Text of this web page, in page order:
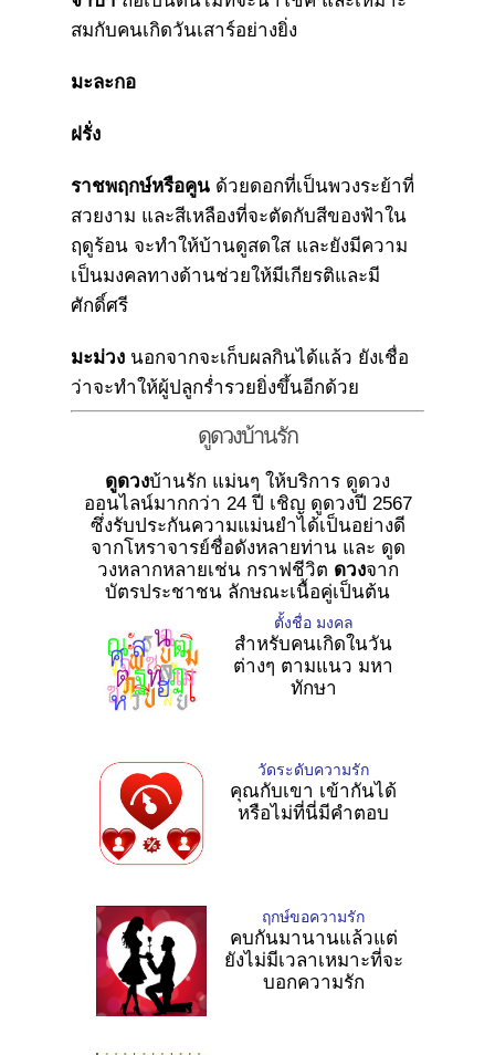
สมกับคนเกิดวันเสาร์อย่างยิ่ง
มะละกอ
ฝรั่ง
ราชพฤกษ์หรือคูน ด้วยดอกที่เป็นพวงระย้าที่
สวยงาม และสีเหลืองที่จะตัดกับสีของฟ้าใน
ฤดูร้อน จะทำให้บ้านดูสดใส และยังมีความ
เป็นมงคลทางด้านช่วยให้มีเกียรติและมี
ศักดิ์ศรี
มะม่วง นอกจากจะเก็บผลกินได้แล้ว ยังเชื่อ
ว่าจะทำให้ผู้ปลูกร่ำรวยยิ่งขึ้นอีกด้วย
ดูดวงบ้านรัก
ดูดวงบ้านรัก แม่นๆ ให้บริการ ดูดวง
ออนไลน์มากกว่า 24 ปี เชิญ ดูดวงปี 2567
ซึ่งรับประกันความแม่นยำได้เป็นอย่างดี
จากโหราจารย์ชื่อดังหลายท่าน และ ดูด
วงหลากหลายเช่น กราฟชีวิต ดวงจาก
บัตรประชาชน ลักษณะเนื้อคู่เป็นต้น
ตั้งชื่อ มงคล
สำหรับคนเกิดในวัน
ต่างๆ ตามแนว มหา
ทักษา
วัดระดับความรัก
คุณกับเขา เข้ากันได้
หรือไม่ที่นี่มีคำตอบ
ฤกษ์ขอความรัก
คบกันมานานแล้วแต่
ยังไม่มีเวลาเหมาะที่จะ
บอกความรัก